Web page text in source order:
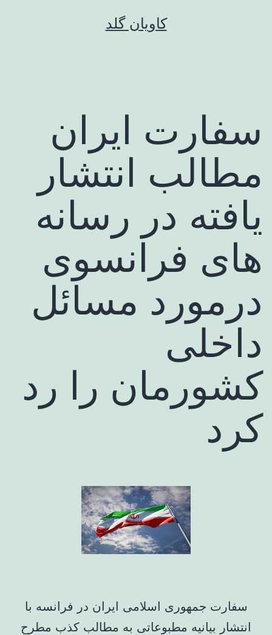
کاویان گلد
سفارت ایران
مطالب انتشار
یافته در رسانه
های فرانسوی
درمورد مسائل
داخلی
کشورمان را رد
کرد
سفارت جمهوری اسلامی ایران در فرانسه با
انتشار بیانیه مطبوعاتی به مطالب کذب مطرح